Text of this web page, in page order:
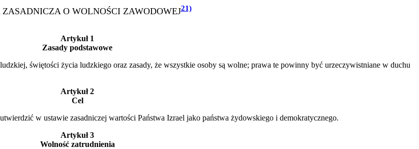
ZASADNICZA O WOLNOŚCI ZAWODOWEJ21)
Artykuł 1
Zasady podstawowe
świętości życia ludzkiego oraz zasady, że wszystkie osoby są wolne; prawa te powinny być urzeczywistniane w duchu
Artykuł 2
Cel
w ustawie zasadniczej wartości Państwa Izrael jako państwa żydowskiego i demokratycznego.
Artykuł 3
Wolność zatrudnienia